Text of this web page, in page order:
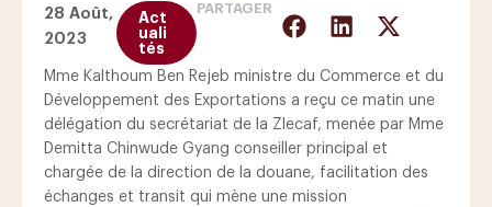
28 Août,
2023
Act
uali
tés
PARTAGER
Mme Kalthoum Ben Rejeb ministre du Commerce et du
Développement des Exportations a reçu ce matin une
délégation du secrétariat de la Zlecaf, menée par Mme
Demitta Chinwude Gyang conseiller principal et
chargée de la direction de la douane, facilitation des
échanges et transit qui mène une mission